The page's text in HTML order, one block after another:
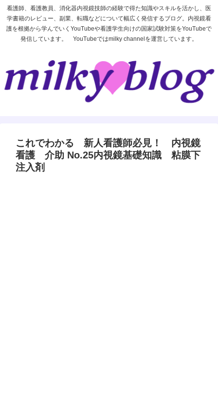
看護師、看護教員、消化器内視鏡技師の経験で得た知識やスキルを活かし、医
学書籍のレビュー、副業、転職などについて幅広く発信するブログ。内視鏡看
護を根拠から学んでいくYouTubeや看護学生向けの国家試験対策をYouTubeで
発信しています。 YouTubeではmilky channelを運営しています。
これでわかる 新人看護師必見！ 内視鏡
看護 介助 No.25内視鏡基礎知識 粘膜下
注入剤